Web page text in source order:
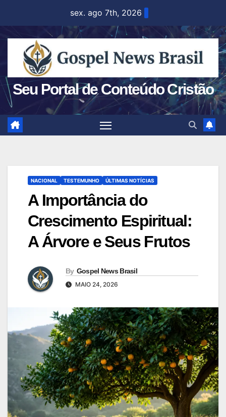
content
sex. ago 7th, 2026
Seu Portal de Conteúdo Cristão
NACIONAL TESTEMUNHO ÚLTIMAS NOTÍCIAS
A Importância do
Crescimento Espiritual:
A Árvore e Seus Frutos
By Gospel News Brasil
MAIO 24, 2026